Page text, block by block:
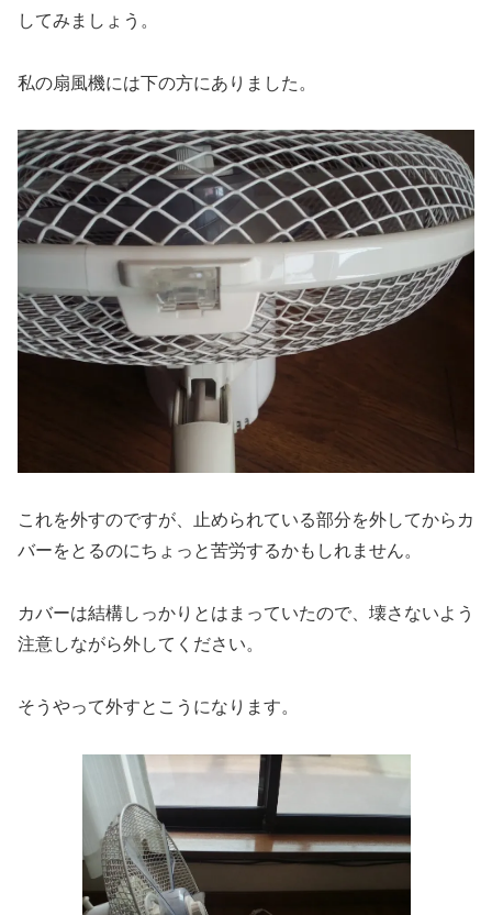
してみましょう。
私の扇風機には下の方にありました。
これを外すのですが、止められている部分を外してからカ
バーをとるのにちょっと苦労するかもしれません。
カバーは結構しっかりとはまっていたので、壊さないよう
注意しながら外してください。
そうやって外すとこうになります。